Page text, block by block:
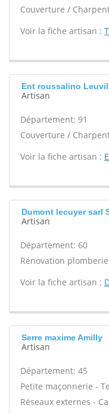
Couverture /
Voir la fiche artisan :
Ent roussalino
Artisan
Département: 91
Couverture /
Voir la fiche artisan :
Dumont lecuyer sarl
Artisan
Département: 60
Rénovation
Voir la fiche artisan :
Serre maxime Amilly
Artisan
Département: 45
Petite maçonnerie -
Réseaux externes -